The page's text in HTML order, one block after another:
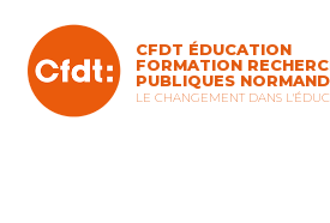
content
CFDT ÉDUCATION
FORMATION
PUBLIQUES
LE CHANGEMENT DANS